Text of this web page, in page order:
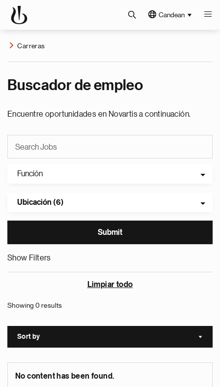
Candean
Carreras
Buscador de empleo
Encuentre oportunidades en Novartis a continuación.
Función
Ubicación (6)
Show Filters
Limpiar todo
Showing 0 results
Sort by Sort
No content has been found.